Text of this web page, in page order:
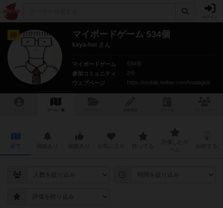
神 マイボードゲーム 534個
kaya-hat さん
マイボードゲーム
534個
参加コミュニティ
2件
ウェブページ
https://mobile.twitter.com/hoolagirls
ゲーム一覧
全て